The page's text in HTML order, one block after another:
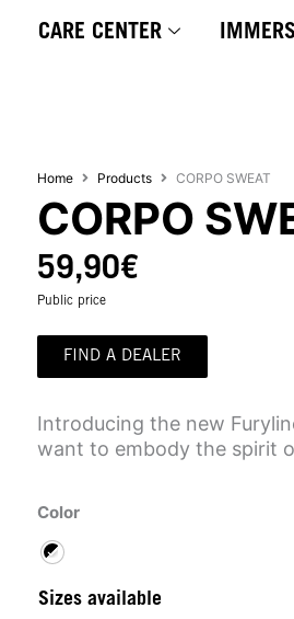
CARE CENTER
Home Products CORPO SWEAT
CORPO
59,90€
Public price
FIND A DEALER
Introducing the new
want to embody the spirit
Color
Sizes available